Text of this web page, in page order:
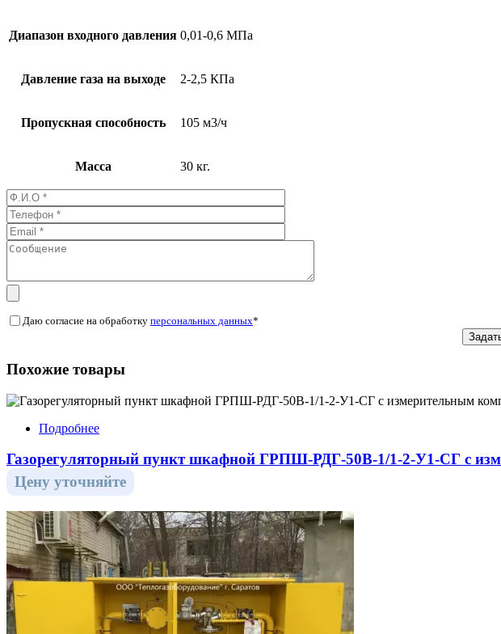
Диапазон входного давления 0,01-0,6 МПа
Давление газа на выходе 2-2,5 КПа
Пропускная способность 105 м3/ч
Масса 30 кг.
Даю согласие на обработку персональных данных*
Похожие товары
Подробнее
Газорегуляторный пункт шкафной ГРПШ-РДГ-50В-1/1-2-У1-СГ с
Цену уточняйте